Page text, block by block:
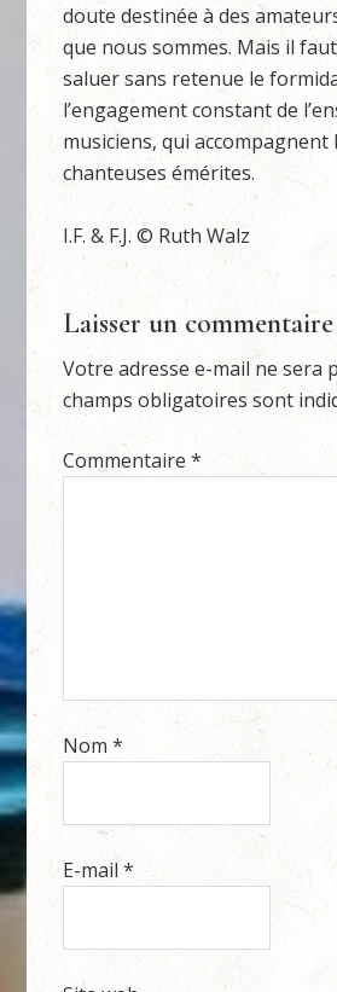
doute destinée à des
que nous sommes. Mais il
saluer sans retenue le
l’engagement constant de
musiciens, qui accompagnent
chanteuses émérites.
I.F. & F.J. © Ruth Walz
Laisser un commentaire
Votre adresse e-mail ne sera
champs obligatoires sont
Commentaire*
Nom*
E-mail*